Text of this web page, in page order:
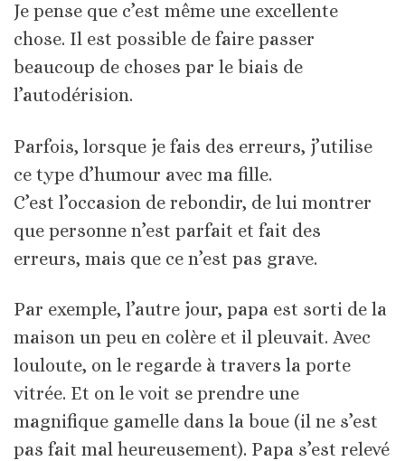
Je pense que c’est même une excellente
chose. Il est possible de faire passer
beaucoup de choses par le biais de
l’autodérision.
Parfois, lorsque je fais des erreurs, j’utilise
ce type d’humour avec ma fille.
C’est l’occasion de rebondir, de lui montrer
que personne n’est parfait et fait des
erreurs, mais que ce n’est pas grave.
Par exemple, l’autre jour, papa est sorti de la
maison un peu en colère et il pleuvait. Avec
louloute, on le regarde à travers la porte
vitrée. Et on le voit se prendre une
magnifique gamelle dans la boue (il ne s’est
pas fait mal heureusement). Papa s’est relevé